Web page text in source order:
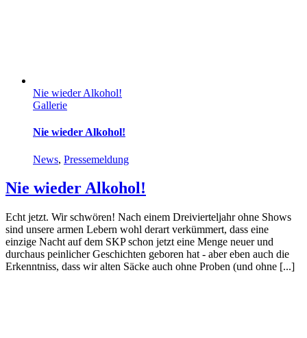
Nie wieder Alkohol!
Gallerie
Nie wieder Alkohol!
News, Pressemeldung
Nie wieder Alkohol!
Echt jetzt. Wir schwören! Nach einem Dreivierteljahr ohne Shows
sind unsere armen Lebern wohl derart verkümmert, dass eine
einzige Nacht auf dem SKP schon jetzt eine Menge neuer und
durchaus peinlicher Geschichten geboren hat - aber eben auch die
Erkenntniss, dass wir alten Säcke auch ohne Proben (und ohne [...]